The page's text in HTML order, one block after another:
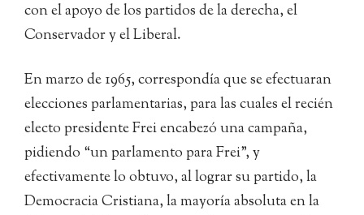
con el apoyo de los partidos de la derecha, el
Conservador y el Liberal.
En marzo de 1965, correspondía que se efectuaran
elecciones parlamentarias, para las cuales el recién
electo presidente Frei encabezó una campaña,
pidiendo “un parlamento para Frei”, y
efectivamente lo obtuvo, al lograr su partido, la
Democracia Cristiana, la mayoría absoluta en la